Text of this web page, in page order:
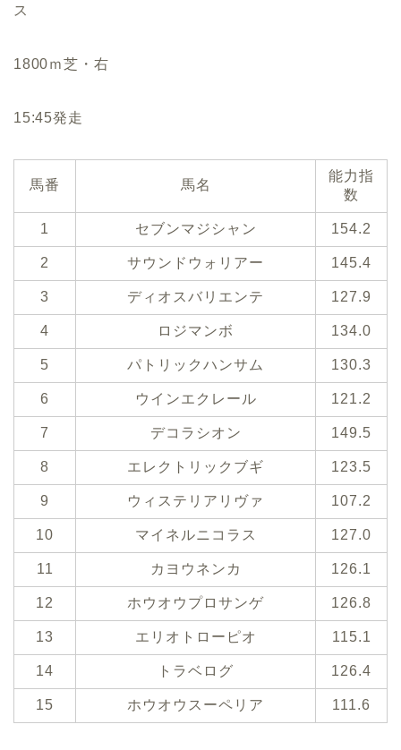
ス
1800ｍ芝・右
15:45発走
馬番 馬名
能力指
数
1 セブンマジシャン 154.2
2 サウンドウォリアー 145.4
3 ディオスバリエンテ 127.9
4 ロジマンボ 134.0
5 パトリックハンサム 130.3
6 ウインエクレール 121.2
7 デコラシオン 149.5
8 エレクトリックブギ 123.5
9 ウィステリアリヴァ 107.2
10 マイネルニコラス 127.0
11 カヨウネンカ 126.1
12 ホウオウプロサンゲ 126.8
13 エリオトローピオ 115.1
14 トラベログ 126.4
15 ホウオウスーペリア 111.6